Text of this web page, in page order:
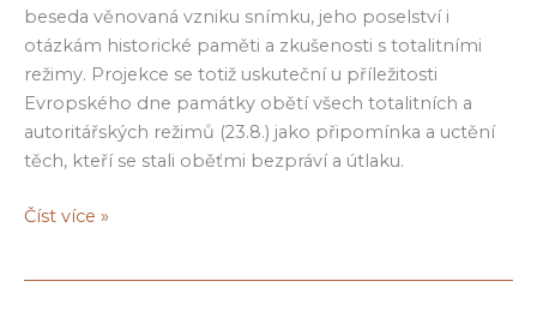
beseda věnovaná vzniku snímku, jeho poselství i
otázkám historické paměti a zkušenosti s totalitními
režimy. Projekce se totiž uskuteční u příležitosti
Evropského dne památky obětí všech totalitních a
autoritářských režimů (23.8.) jako připomínka a uctění
těch, kteří se stali oběťmi bezpráví a útlaku.
Řetízkárna
Číst více »